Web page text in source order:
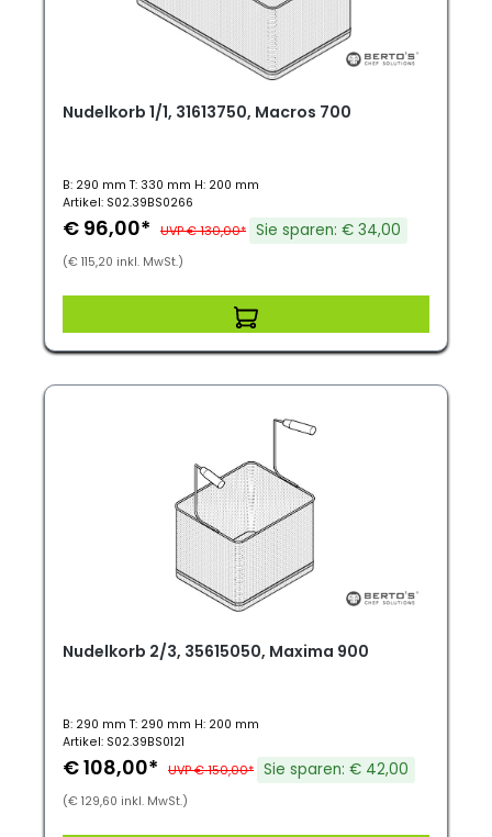
Nudelkorb 1/1, 31613750, Macros 700
B: 290 mm T: 330 mm H: 200 mm
Artikel: S02.39BS0266
€ 96,00* UVP € 130,00* Sie sparen: € 34,00
(€ 115,20 inkl. MwSt.)
Nudelkorb 2/3, 35615050, Maxima 900
B: 290 mm T: 290 mm H: 200 mm
Artikel: S02.39BS0121
€ 108,00* UVP € 150,00* Sie sparen: € 42,00
(€ 129,60 inkl. MwSt.)